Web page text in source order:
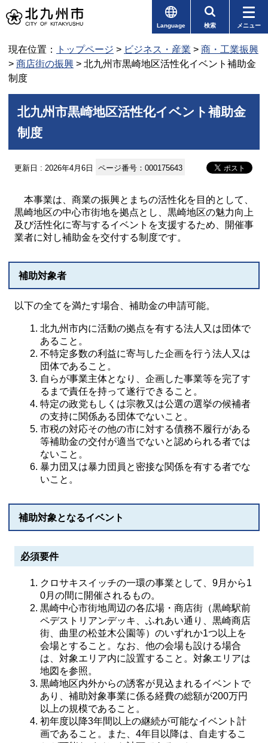
Language 検索 メニュー
現在位置： トップページ > ビジネス・産業 > 商・工業振興
> 商店街の振興 > 北九州市黒崎地区活性化イベント補助金
制度
北九州市黒崎地区活性化イベント補助金
制度
更新日 : 2026年4月6日 ページ番号：000175643
本事業は、商業の振興とまちの活性化を目的として、
黒崎地区の中心市街地を拠点とし、黒崎地区の魅力向上
及び活性化に寄与するイベントを支援するため、開催事
業者に対し補助金を交付する制度です。
補助対象者
以下の全てを満たす場合、補助金の申請可能。
北九州市内に活動の拠点を有する法人又は団体で
あること。
不特定多数の利益に寄与した企画を行う法人又は
団体であること。
自らが事業主体となり、企画した事業等を完了す
るまで責任を持って遂行できること。
特定の政党もしくは宗教又は公選の選挙の候補者
の支持に関係ある団体でないこと。
市税の対応その他の市に対する債務不履行がある
等補助金の交付が適当でないと認められる者では
ないこと。
暴力団又は暴力団員と密接な関係を有する者でな
いこと。
補助対象となるイベント
必須要件
クロサキスイッチの一環の事業として、9月から1
0月の間に開催されるもの。
黒崎中心市街地周辺の各広場・商店街（黒崎駅前
ペデストリアンデッキ、ふれあい通り、黒崎商店
街、曲里の松並木公園等）のいずれか1つ以上を
会場とすること。なお、他の会場も設ける場合
は、対象エリア内に設置すること。対象エリアは
地図を参照。
黒崎地区内外からの誘客が見込まれるイベントで
あり、補助対象事業に係る経費の総額が200万円
以上の規模であること。
初年度以降3年間以上の継続が可能なイベント計
画であること。また、4年目以降は、自走するこ